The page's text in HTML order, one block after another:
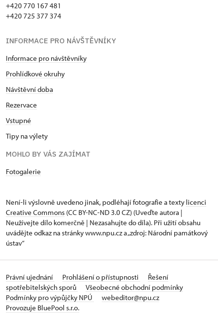
+420 770 167 481
+420 725 377 374
INFORMACE PRO NÁVŠTĚVNÍKY
Informace pro návštěvníky
Prohlídkové okruhy
Návštěvní doba
Rezervace
Vstupné
Tipy na výlety
MOHLO BY VÁS ZAJÍMAT
Fotogalerie
Není-li výslovně uvedeno jinak, podléhají fotografie a texty licenci
Creative Commons (CC BY-NC-ND 3.0 CZ) (Uveďte autora |
Neužívejte dílo komerčně | Nezasahujte do díla). Při užití obsahu
uvádějte odkaz na stránky www.npu.cz a „zdroj: Národní památkový
ústav“
Právní ujednání Prohlášení o přístupnosti
Řešení
spotřebitelských sporů
Všeobecné obchodní podmínky
Podmínky pro výpůjčky NPÚ
webeditor@npu.cz
Provozuje BluePool s.r.o.